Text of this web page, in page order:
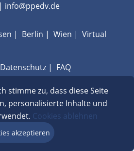
info@ppedv.de
| Berlin | Wien | Virtual
Datenschutz | FAQ
stimme zu, dass diese Seite
personalisierte Inhalte und
Cookies ablehnen
akzeptieren